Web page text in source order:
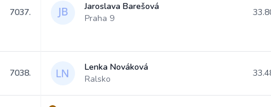
7037.
Jaroslava Barešová
Praha 9
7038.
Lenka Nováková
Ralsko